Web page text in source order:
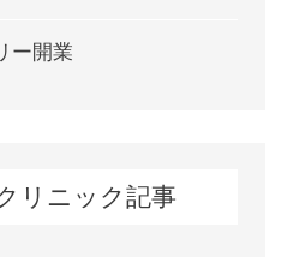
ー開業
リニック記事